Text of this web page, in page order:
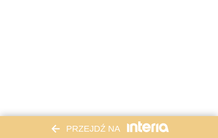
PRZEJDŹ NA